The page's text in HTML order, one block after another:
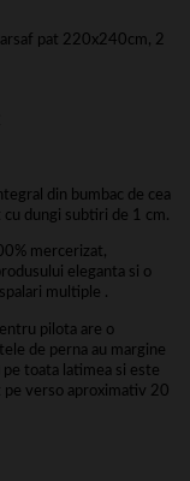
pat 220x240cm, 2
din bumbac de cea
dungi subtiri de 1 cm.
mercerizat,
eleganta si o
multiple .
pilota are o
de perna au margine
toata latimea si este
verso aproximativ 20